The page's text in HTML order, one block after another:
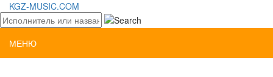
KGZ-MUSIC.COM
МЕНЮ